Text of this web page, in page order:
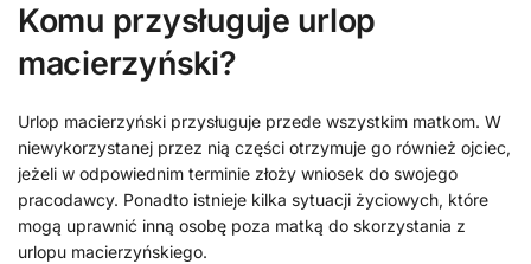
Komu przysługuje urlop
macierzyński?
Urlop macierzyński przysługuje przede wszystkim matkom. W
niewykorzystanej przez nią części otrzymuje go również ojciec,
jeżeli w odpowiednim terminie złoży wniosek do swojego
pracodawcy. Ponadto istnieje kilka sytuacji życiowych, które
mogą uprawnić inną osobę poza matką do skorzystania z
urlopu macierzyńskiego.